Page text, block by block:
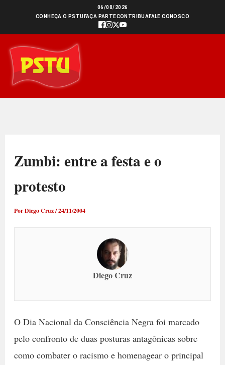
conteúdo
06/08/2026
CONHEÇA O PSTU FAÇA PARTECONTRIBUAFALE CONOSCO
Zumbi: entre a festa e o
protesto
PorDiego Cruz/24/11/2004
Diego Cruz
O Dia Nacional da Consciência Negra foi marcado
pelo confronto de duas posturas antagônicas sobre
como combater o racismo e homenagear o principal